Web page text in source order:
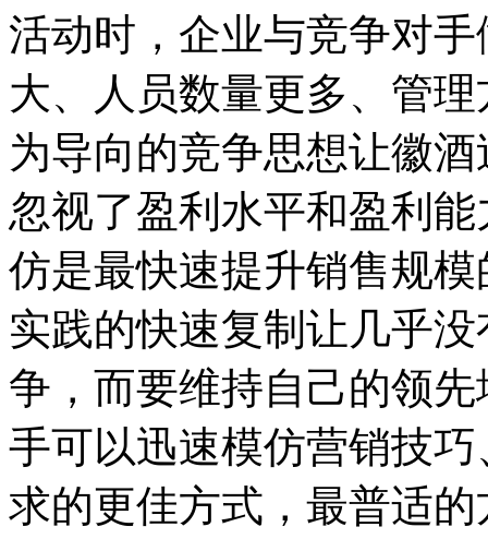
活动时，企业与竞争对
大、人员数量更多、管
为导向的竞争思想让徽
忽视了盈利水平和盈利
仿是最快速提升销售规
实践的快速复制让几乎
争，而要维持自己的领
手可以迅速模仿营销技
求的更佳方式，最普适